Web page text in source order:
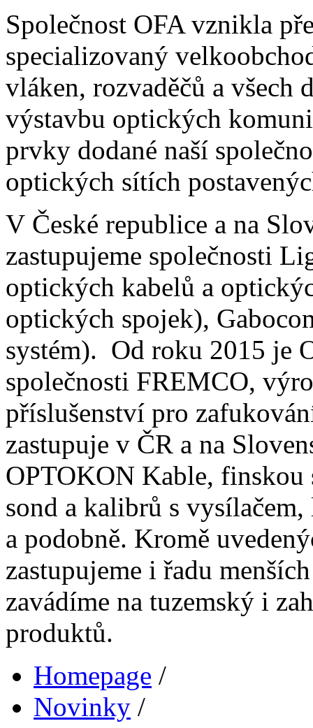
Společnost OFA vznikla
specializovaný
vláken, rozvaděčů a všech
výstavbu optických
prvky dodané naší
optických sítích
V České republice a na
zastupujeme společnosti
optických kabelů a
optických spojek),
systém). Od roku 2015 je
společnosti FREMCO,
příslušenství pro
zastupuje v ČR a na
OPTOKON Kable,
sond a kalibrů s
a podobně. Kromě
zastupujeme i řadu
zavádíme na tuzemský i
produktů.
Homepage /
Novinky /